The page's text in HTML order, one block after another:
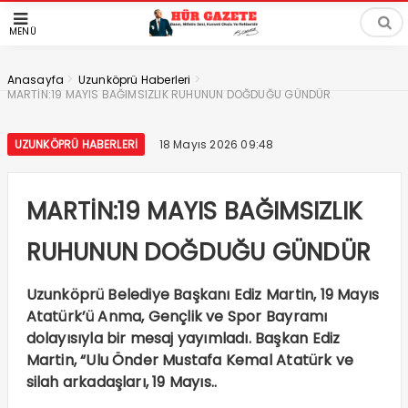
MENÜ
Anasayfa > Uzunköprü Haberleri >
MARTİN:19 MAYIS BAĞIMSIZLIK RUHUNUN DOĞDUĞU GÜNDÜR
UZUNKÖPRÜ HABERLERI 18 Mayıs 2026 09:48
MARTİN:19 MAYIS BAĞIMSIZLIK
RUHUNUN DOĞDUĞU GÜNDÜR
Uzunköprü Belediye Başkanı Ediz Martin, 19 Mayıs
Atatürk’ü Anma, Gençlik ve Spor Bayramı
dolayısıyla bir mesaj yayımladı. Başkan Ediz
Martin, “Ulu Önder Mustafa Kemal Atatürk ve
silah arkadaşları, 19 Mayıs..